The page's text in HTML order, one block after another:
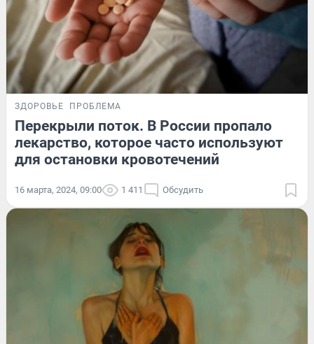
ЗДОРОВЬЕ ПРОБЛЕМА
Перекрыли поток. В России пропало
лекарство, которое часто используют
для остановки кровотечений
16 марта, 2024, 09:00 1 411 Обсудить